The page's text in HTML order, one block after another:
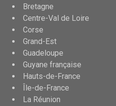
Bretagne
Centre-Val de Loire
Corse
Grand-Est
Guadeloupe
Guyane française
Hauts-de-France
Île-de-France
La Réunion